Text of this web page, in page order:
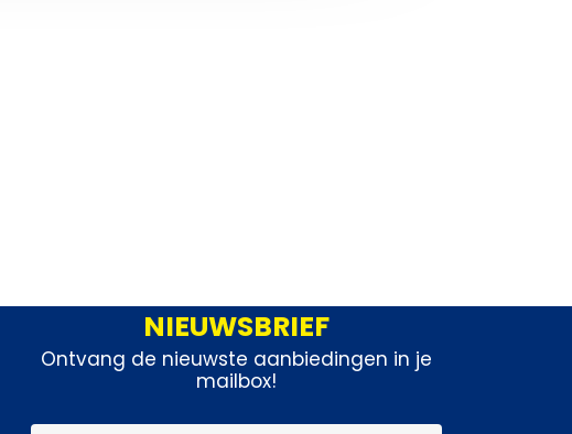
NIEUWSBRIEF
Ontvang de nieuwste aanbiedingen in je
mailbox!